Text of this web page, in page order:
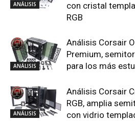
ANÁLISIS
con cristal
RGB
ANÁLISIS
Análisis Corsair
Premium,
para los más
ANÁLISIS
Análisis Corsair
RGB, amplia
con vidrio